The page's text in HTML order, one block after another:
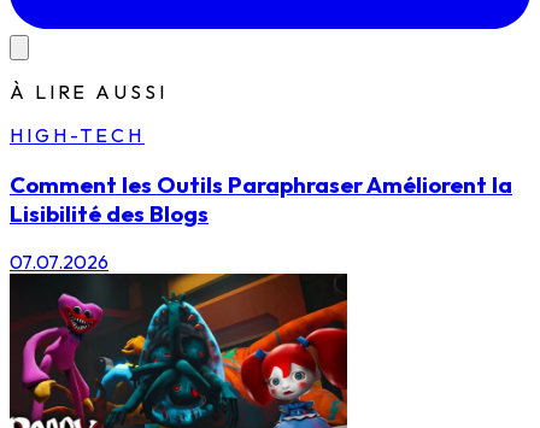
À LIRE AUSSI
HIGH-TECH
Comment les Outils Paraphraser Améliorent la
Lisibilité des Blogs
07.07.2026